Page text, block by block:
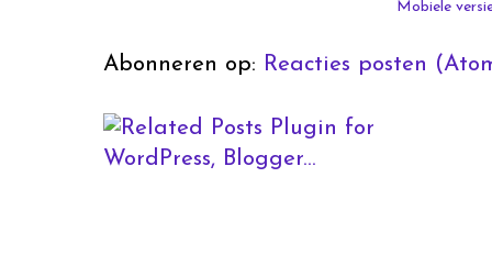
Mobiele
Abonneren op: Reacties posten